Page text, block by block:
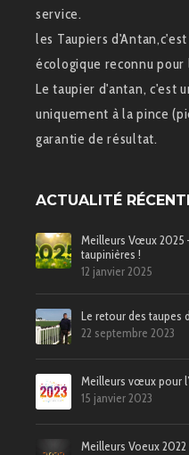
service.
les Taupiers
écologique reconnu pour
Le taupier d'antan, c'est
uniquement à la pince
garantie de résultat.
ACTUALITÉ
Meilleurs Vœux 2025
taupinières !
12 janvier 2025
Le retour des taupes
22 septembre 2023
Meilleurs vœux pour
15 janvier 2023
Meilleurs Voeux 2022